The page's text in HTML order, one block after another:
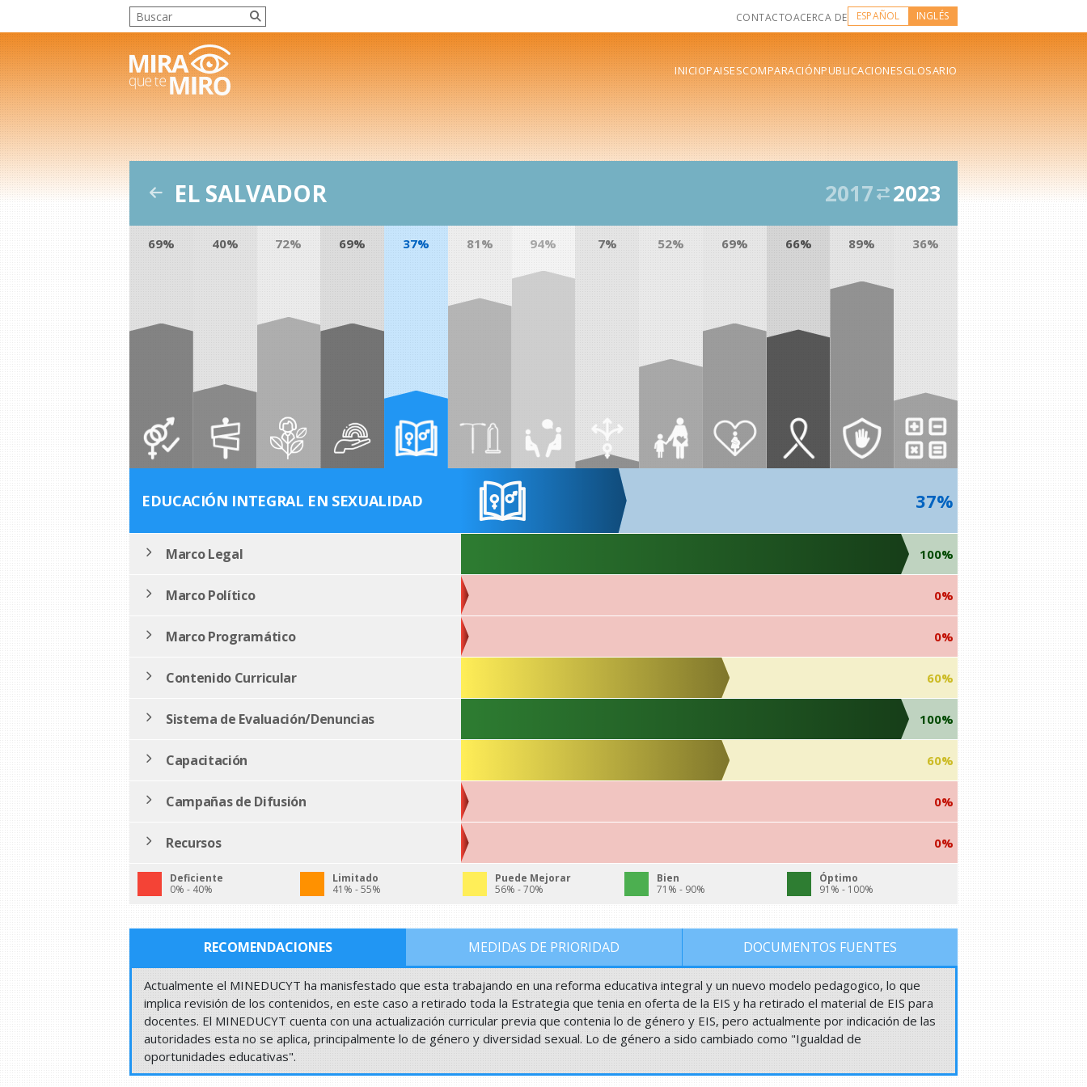
CONTACTOACERCA DE ESPAÑOL INGLÉS
INICIOPAISESCOMPARACIÓNPUBLICACIONESGLOSARIO
EL SALVADOR 2017 2023
69% 40% 72% 69% 37% 81% 94% 7% 52% 69% 66% 89% 36%
EDUCACIÓN INTEGRAL EN SEXUALIDAD 37%
Marco Legal 100%
Marco Político 0%
Marco Programático 0%
Contenido Curricular 60%
Sistema de Evaluación/Denuncias 100%
Capacitación 60%
Campañas de Difusión 0%
Recursos 0%
Deficiente
0% - 40%
Limitado
41% - 55%
Puede Mejorar
56% - 70%
Bien
71% - 90%
Óptimo
91% - 100%
RECOMENDACIONES MEDIDAS DE PRIORIDAD DOCUMENTOS FUENTES
Actualmente el MINEDUCYT ha manisfestado que esta trabajando en una reforma educativa integral y un nuevo modelo pedagogico, lo que
implica revisión de los contenidos, en este caso a retirado toda la Estrategia que tenia en oferta de la EIS y ha retirado el material de EIS para
docentes. El MINEDUCYT cuenta con una actualización curricular previa que contenia lo de género y EIS, pero actualmente por indicación de las
autoridades esta no se aplica, principalmente lo de género y diversidad sexual. Lo de género a sido cambiado como "Igualdad de
oportunidades educativas".